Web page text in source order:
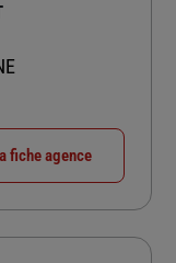
fiche agence